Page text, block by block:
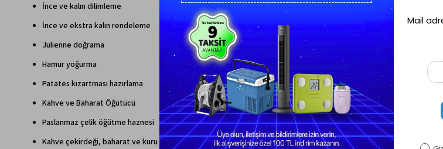
İnce ve kalın dilimleme
İnce ve ekstra kalın rendeleme
Julienne doğrama
Hamur yoğurma
Patates kızartması hazırlama
Kahve ve Baharat Öğütücü
Paslanmaz çelik öğütme haznesi
Kahve çekirdeği, baharat ve kuru gıdalar için uygun